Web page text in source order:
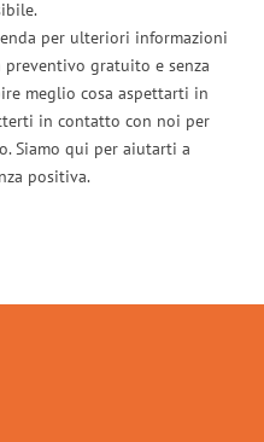
per ulteriori informazioni
gratuito e senza
meglio cosa aspettarti in
in contatto con noi per
Siamo qui per aiutarti a
positiva.